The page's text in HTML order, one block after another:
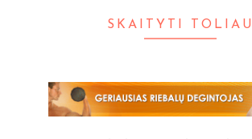
SKAITYTI TOLIAU